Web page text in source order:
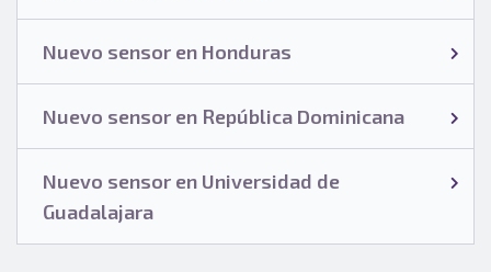
Nuevo sensor en Honduras
Nuevo sensor en República Dominicana
Nuevo sensor en Universidad de
Guadalajara